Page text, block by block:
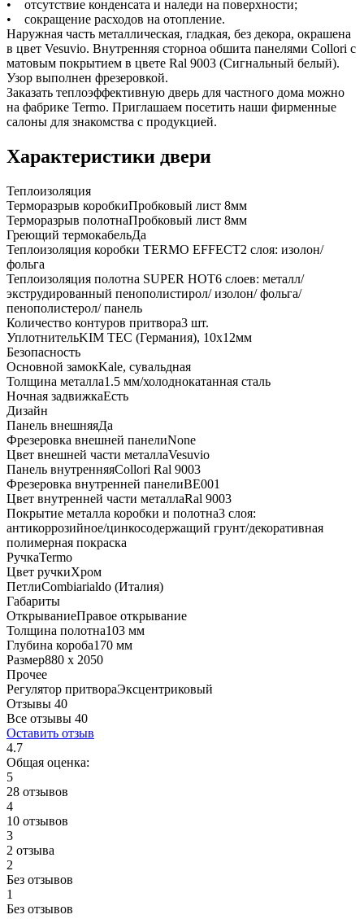
• отсутствие конденсата и наледи на поверхности;
• сокращение расходов на отопление.
Наружная часть металлическая, гладкая, без декора, окрашена
в цвет Vesuvio. Внутренняя сторноа обшита панелями Collori с
матовым покрытием в цвете Ral 9003 (Сигнальный белый).
Узор выполнен фрезеровкой.
Заказать теплоэффективную дверь для частного дома можно
на фабрике Termo. Приглашаем посетить наши фирменные
салоны для знакомства с продукцией.
Характеристики двери
Теплоизоляция
Терморазрыв коробкиПробковый лист 8мм
Терморазрыв полотнаПробковый лист 8мм
Греющий термокабельДа
Теплоизоляция коробки TERMO EFFECT2 слоя: изолон/
фольга
Теплоизоляция полотна SUPER НОТ6 слоев: металл/
экструдированный пенополистирол/ изолон/ фольга/
пенополистерол/ панель
Количество контуров притвора3 шт.
УплотнительKIM ТЕС (Германия), 10x12мм
Безопасность
Основной замокKale, сувальдная
Толщина металла1.5 мм/холоднокатанная сталь
Ночная задвижкаЕсть
Дизайн
Панель внешняяДа
Фрезеровка внешней панелиNone
Цвет внешней части металлаVesuvio
Панель внутренняяCollori Ral 9003
Фрезеровка внутренней панелиBE001
Цвет внутренней части металлаRal 9003
Покрытие металла коробки и полотна3 слоя:
антикоррозийное/цинкосодержащий грунт/декоративная
полимерная покраска
РучкаTermo
Цвет ручкиХром
ПетлиCombiarialdo (Италия)
Габариты
ОткрываниеПравое открывание
Толщина полотна103 мм
Глубина короба170 мм
Размер880 x 2050
Прочее
Регулятор притвораЭксцентриковый
Отзывы 40
Все отзывы 40
Оставить отзыв
4.7
Общая оценка:
5
28 отзывов
4
10 отзывов
3
2 отзыва
2
Без отзывов
1
Без отзывов